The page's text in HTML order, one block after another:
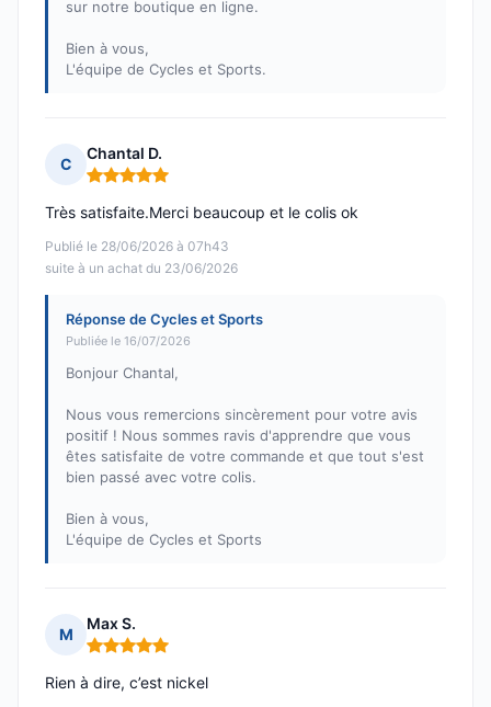
sur notre boutique en ligne.
Bien à vous,
L'équipe de Cycles et Sports.
C
Chantal D.
Note : 5 sur 5
Publié le 28/06/2026 à 07h43
suite à un achat du 23/06/2026
Très satisfaite.Merci beaucoup et le colis ok
Réponse de Cycles et Sports
Publiée le 16/07/2026
Bonjour Chantal,
Nous vous remercions sincèrement pour votre avis
positif ! Nous sommes ravis d'apprendre que vous
êtes satisfaite de votre commande et que tout s'est
bien passé avec votre colis.
Bien à vous,
L'équipe de Cycles et Sports
M
Max S.
Note : 5 sur 5
Rien à dire, c’est nickel